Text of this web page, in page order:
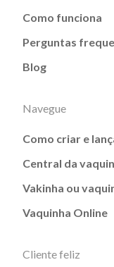
Como funciona
Perguntas
Blog
Navegue
Como criar e
Central da
Vakinha ou
Vaquinha Online
Cliente feliz